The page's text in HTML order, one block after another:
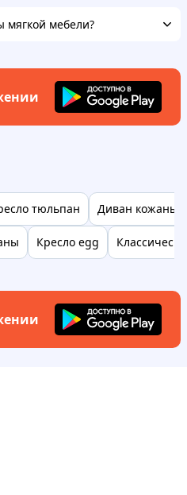
мягкой мебели?
тюльпан Диван кожаный
Кресло egg